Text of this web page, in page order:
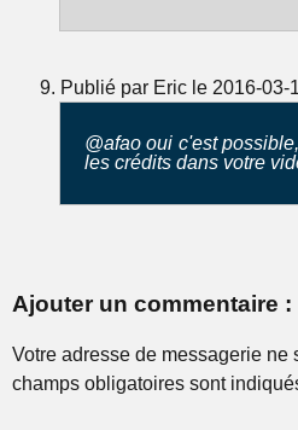
Publié par Eric le 2016-03-
@afao oui c'est
les crédits dans votre
Ajouter un commentaire :
Votre adresse de messagerie ne
champs obligatoires sont